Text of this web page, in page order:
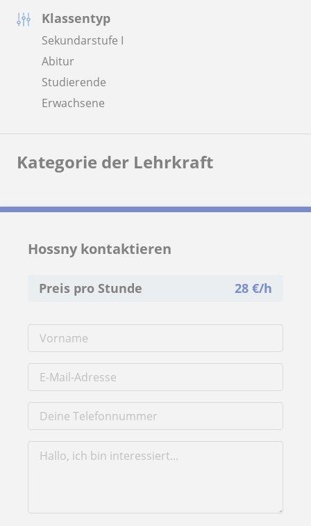
Klassentyp
Sekundarstufe I
Abitur
Studierende
Erwachsene
Kategorie der Lehrkraft
Hossny kontaktieren
Preis pro Stunde 28€/h